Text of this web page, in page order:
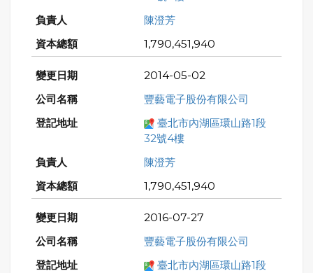
陳澄芳
1,790,451,940
2014-05-02
豐藝電子股份有限公司
臺北市內湖區環山路1段
32號4樓
陳澄芳
1,790,451,940
2016-07-27
豐藝電子股份有限公司
臺北市內湖區環山路1段